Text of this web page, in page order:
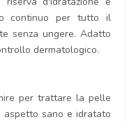
continuo per tutto il
senza ungere. Adatto
dermatologico.
per trattare la pelle
sano e idratato